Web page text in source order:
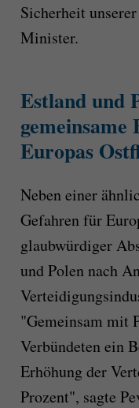
Sicherheit
Minister.
Estland und
gemeinsame
Europas
Neben einer
Gefahren für
glaubwürdiger
und Polen nach
"Gemeinsam mit
Verbündeten ein
Erhöhung der
Prozent", sagte